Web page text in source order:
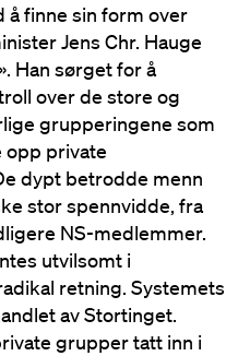
å finne sin form over
Jens Chr. Hauge
Han sørget for å
over de store og
grupperingene som
opp private
dypt betrodde menn
stor spennvidde, fra
NS-medlemmer.
utvilsomt i
retning. Systemets
av Stortinget.
grupper tatt inn i